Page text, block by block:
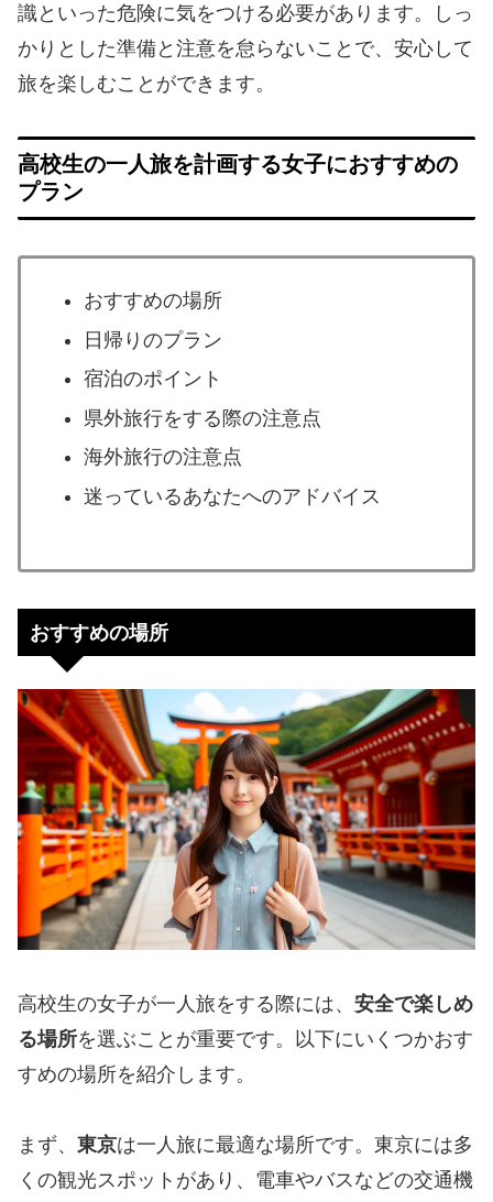
識といった危険に気をつける必要があります。しっ
かりとした準備と注意を怠らないことで、安心して
旅を楽しむことができます。
高校生の一人旅を計画する女子におすすめの
プラン
おすすめの場所
日帰りのプラン
宿泊のポイント
県外旅行をする際の注意点
海外旅行の注意点
迷っているあなたへのアドバイス
おすすめの場所
高校生の女子が一人旅をする際には、 安全で楽しめ
る場所を選ぶことが重要です。以下にいくつかおす
すめの場所を紹介します。
まず、 東京は一人旅に最適な場所です。東京には多
くの観光スポットがあり、電車やバスなどの交通機